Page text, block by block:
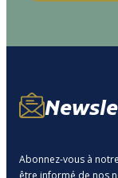
Abonnez-vous à
être informé de nos